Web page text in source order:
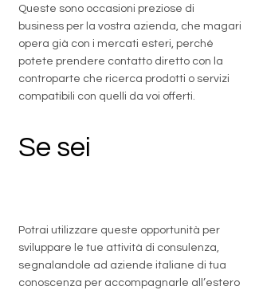
Queste sono occasioni preziose di
business per la vostra azienda, che magari
opera già con i mercati esteri, perché
potete prendere contatto diretto con la
controparte che ricerca prodotti o servizi
compatibili con quelli da voi offerti.
Se sei
Potrai utilizzare queste opportunità per
sviluppare le tue attività di consulenza,
segnalandole ad aziende italiane di tua
conoscenza per accompagnarle all’estero